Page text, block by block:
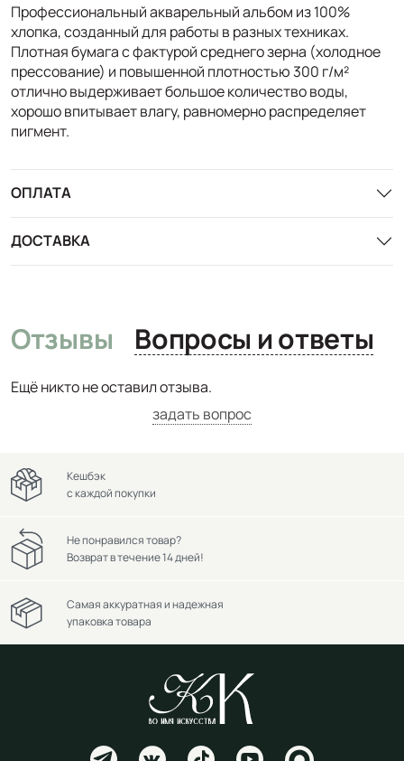
Профессиональный акварельный альбом из 100%
хлопка, созданный для работы в разных техниках.
Плотная бумага с фактурой среднего зерна (холодное
прессование) и повышенной плотностью 300 г/м²
отлично выдерживает большое количество воды,
хорошо впитывает влагу, равномерно распределяет
пигмент.
ОПЛАТА
ДОСТАВКА
Отзывы Вопросы и ответы
Ещё никто не оставил отзыва.
задать вопрос
Кешбэк
с каждой покупки
Не понравился товар?
Возврат в течение 14 дней!
Самая аккуратная и надежная
упаковка товара